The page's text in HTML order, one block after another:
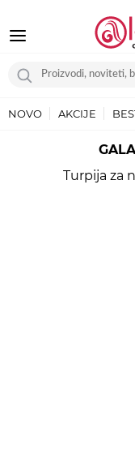
NOVO AKCIJE
Turpija za